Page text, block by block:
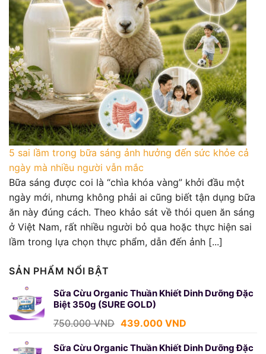
5 sai lầm trong bữa sáng ảnh hưởng đến sức khỏe cả
ngày mà nhiều người vẫn mắc
Bữa sáng được coi là “chìa khóa vàng” khởi đầu một
ngày mới, nhưng không phải ai cũng biết tận dụng bữa
ăn này đúng cách. Theo khảo sát về thói quen ăn sáng
ở Việt Nam, rất nhiều người bỏ qua hoặc thực hiện sai
lầm trong lựa chọn thực phẩm, dẫn đến ảnh [...]
SẢN PHẨM NỔI BẬT
Sữa Cừu Organic Thuần Khiết Dinh Dưỡng Đặc
Biệt 350g (SURE GOLD)
750.000VND Giá
là:
439.000 VNDGiá
tại
Sữa Cừu Organic Thuần Khiết Dinh Dưỡng Đặc